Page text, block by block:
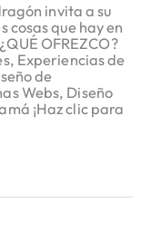
invita a su
cosas que hay en
OFREZCO?
Experiencias de
de
Webs, Diseño
¡Haz clic para